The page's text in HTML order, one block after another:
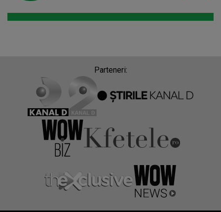
Parteneri: